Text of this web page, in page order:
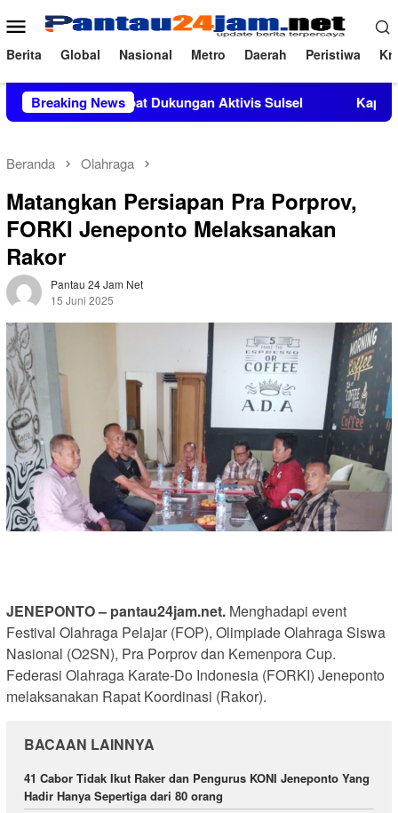
ke
konten
Menu
Mobile
Berita Global Nasional Metro Daerah Peristiwa
Breaking News
Dukungan Aktivis Sulsel Kapolres Polewali
Beranda Olahraga
Matangkan Persiapan Pra Porprov,
FORKI Jeneponto Melaksanakan
Rakor
Pantau 24 Jam Net
15 Juni 2025
JENEPONTO – pantau24jam.net. Menghadapi event
Festival Olahraga Pelajar (FOP), Olimpiade Olahraga Siswa
Nasional (O2SN), Pra Porprov dan Kemenpora Cup.
Federasi Olahraga Karate-Do Indonesia (FORKI) Jeneponto
melaksanakan Rapat Koordinasi (Rakor).
BACAAN LAINNYA
41 Cabor Tidak Ikut Raker dan Pengurus KONI Jeneponto Yang
Hadir Hanya Sepertiga dari 80 orang